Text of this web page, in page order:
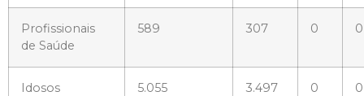
Profissionais
de Saúde
589 307 0 0
Idosos 5.055 3.497 0 0